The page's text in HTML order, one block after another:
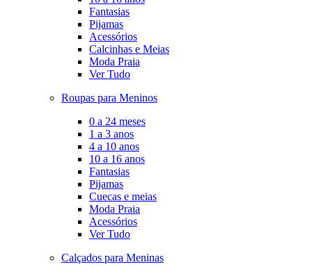
Fantasias
Pijamas
Acessórios
Calcinhas e Meias
Moda Praia
Ver Tudo
Roupas para Meninos
0 a 24 meses
1 a 3 anos
4 a 10 anos
10 a 16 anos
Fantasias
Pijamas
Cuecas e meias
Moda Praia
Acessórios
Ver Tudo
Calçados para Meninas